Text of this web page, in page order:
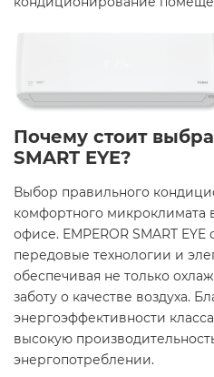
Почему стоит
SMART EYE?
Выбор правильного
комфортного
офисе. EMPEROR SMART EYE
передовые технологии и
обеспечивая не только
заботу о качестве воздуха.
энергоэффективности
высокую
энергопотреблении. ​